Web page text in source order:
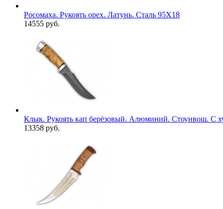
Росомаха. Рукоять орех. Латунь. Сталь 95Х18
14555 руб.
Клык. Рукоять кап берёзовый. Алюминий. Стоунвош. С
13358 руб.